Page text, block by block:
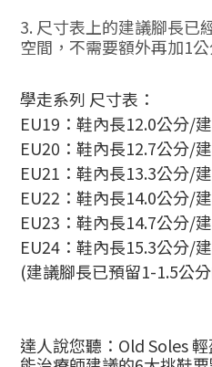
3. 尺寸表上的建議腳長已
空間，不需要額外再加1公
學走系列 尺寸表：
EU19 ：鞋內長12.0公分/
EU20 ：鞋內長12.7公分/
EU21 ：鞋內長13.3公分/
EU22 ：鞋內長14.0公分/
EU23 ：鞋內長14.7公分/
EU24 ：鞋內長15.3公分/
(建議腳長已預留1-1.5公
達人說您聽： Old Soles